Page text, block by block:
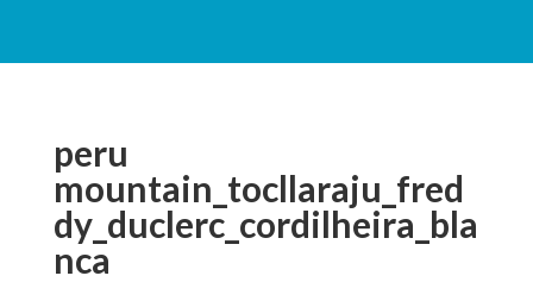
peru
mountain_tocllaraju_fred
dy_duclerc_cordilheira_bla
nca